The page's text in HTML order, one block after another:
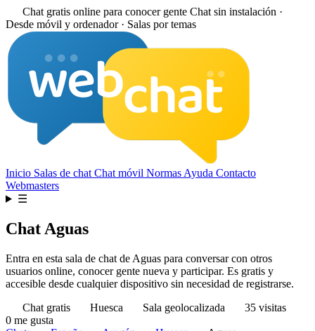
Chat gratis online para conocer gente Chat sin instalación ·
Desde móvil y ordenador · Salas por temas
Inicio Salas de chat Chat móvil Normas Ayuda Contacto
Webmasters
☰
Chat Aguas
Entra en esta sala de chat de Aguas para conversar con otros
usuarios online, conocer gente nueva y participar. Es gratis y
accesible desde cualquier dispositivo sin necesidad de registrarse.
Chat gratis
Huesca Sala geolocalizada
35 visitas
0 me gusta